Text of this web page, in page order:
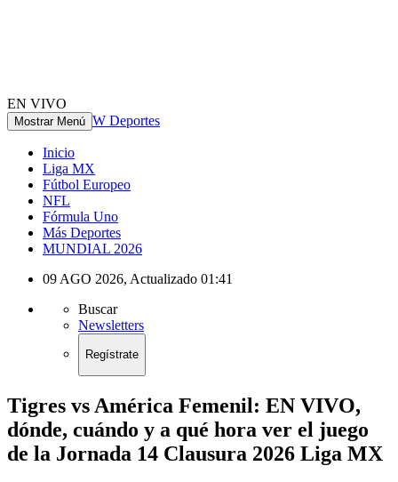
EN VIVO
Mostrar Menú W Deportes
Inicio
Liga MX
Fútbol Europeo
NFL
Fórmula Uno
Más Deportes
MUNDIAL 2026
09 AGO 2026, Actualizado 01:41
Buscar
Newsletters
Regístrate
Tigres vs América Femenil: EN VIVO,
dónde, cuándo y a qué hora ver el juego
de la Jornada 14 Clausura 2026 Liga MX